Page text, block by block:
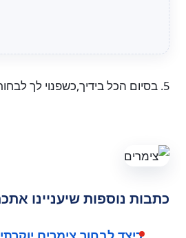
5. בסיום הכל בידיך,כשפנוי לך לבחור את הצימר.
כתבות נוספות שיעניינו